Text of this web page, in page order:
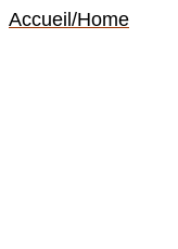
Accueil/Home